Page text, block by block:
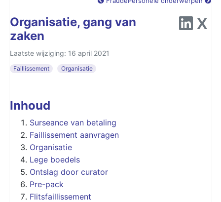
Organisatie, gang van
zaken
Laatste wijziging: 16 april 2021
Faillissement Organisatie
Inhoud
Surseance van betaling
Faillissement aanvragen
Organisatie
Lege boedels
Ontslag door curator
Pre-pack
Flitsfaillissement